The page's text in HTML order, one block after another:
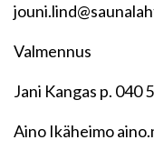
Valmennus
Jani Kangas p. 040
Aino Ikäheimo